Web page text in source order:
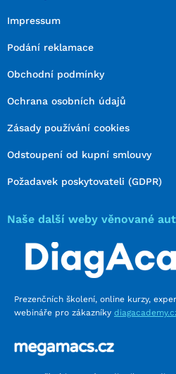
Impressum
Podání reklamace
Obchodní podmínky
Ochrana osobních údajů
Zásady používání cookies
Odstoupení od kupní smlouvy
Požadavek poskytovateli (GDPR)
Naše další weby věnované
Prezenčních školení, online kurzy,
webináře pro zákazníky